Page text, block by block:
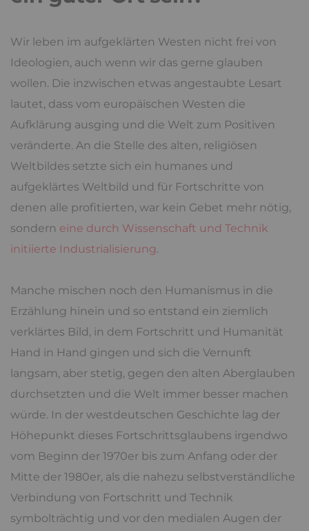
Wir leben im aufgeklärten Westen nicht frei von
Ideologien, auch wenn wir das gerne glauben
wollen. Die inzwischen etwas angestaubte Lesart
lautet, dass vom europäischen Westen die
Aufklärung ausging und die Welt zum Positiven
veränderte. An die Stelle des alten, religiösen
Weltbildes setzte sich ein humanes und
aufgeklärtes Weltbild und für Fortschritte von
denen alle profitierten, war kein Gebet mehr nötig,
sondern eine durch Wissenschaft und Technik
initiierte Industrialisierung.
Manche mischen noch den Humanismus in die
Erzählung hinein und so entstand ein ziemlich
verklärtes Bild, in dem Fortschritt und Humanität
Hand in Hand gingen und sich die Vernunft
langsam, aber stetig, gegen den alten Aberglauben
durchsetzten und die Welt immer besser machen
würde. In der westdeutschen Geschichte lag der
Höhepunkt dieses Fortschrittsglaubens irgendwo
vom Beginn der 1970er bis zum Anfang oder der
Mitte der 1980er, als die nahezu selbstverständliche
Verbindung von Fortschritt und Technik
symbolträchtig und vor den medialen Augen der